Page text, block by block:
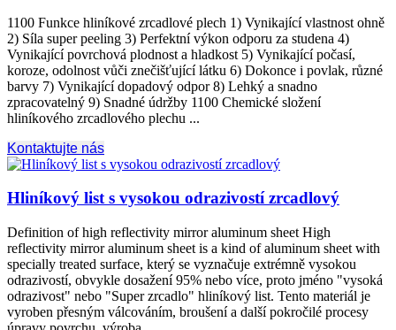
1100 Funkce hliníkové zrcadlové plech 1) Vynikající vlastnost ohně
2) Síla super peeling 3) Perfektní výkon odporu za studena 4)
Vynikající povrchová plodnost a hladkost 5) Vynikající počasí,
koroze, odolnost vůči znečišťující látku 6) Dokonce i povlak, různé
barvy 7) Vynikající dopadový odpor 8) Lehký a snadno
zpracovatelný 9) Snadné údržby 1100 Chemické složení
hliníkového zrcadlového plechu ...
Kontaktujte nás
Hliníkový list s vysokou odrazivostí zrcadlový
Definition of high reflectivity mirror aluminum sheet High
reflectivity mirror aluminum sheet is a kind of aluminum sheet with
specially treated surface, který se vyznačuje extrémně vysokou
odrazivostí, obvykle dosažení 95% nebo více, proto jméno "vysoká
odrazivost" nebo "Super zrcadlo" hliníkový list. Tento materiál je
vyroben přesným válcováním, broušení a další pokročilé procesy